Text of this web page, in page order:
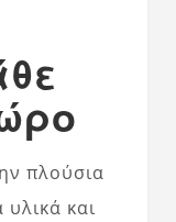
πλούσια
και